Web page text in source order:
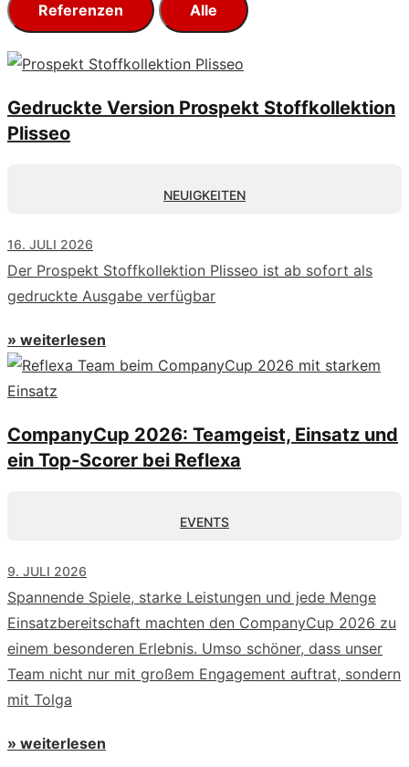
Referenzen Alle
Gedruckte Version Prospekt Stoffkollektion
Plisseo
NEUIGKEITEN
16. JULI 2026
Der Prospekt Stoffkollektion Plisseo ist ab sofort als
gedruckte Ausgabe verfügbar
» weiterlesen
CompanyCup 2026: Teamgeist, Einsatz und
ein Top-Scorer bei Reflexa
EVENTS
9. JULI 2026
Spannende Spiele, starke Leistungen und jede Menge
Einsatzbereitschaft machten den CompanyCup 2026 zu
einem besonderen Erlebnis. Umso schöner, dass unser
Team nicht nur mit großem Engagement auftrat, sondern
mit Tolga
» weiterlesen